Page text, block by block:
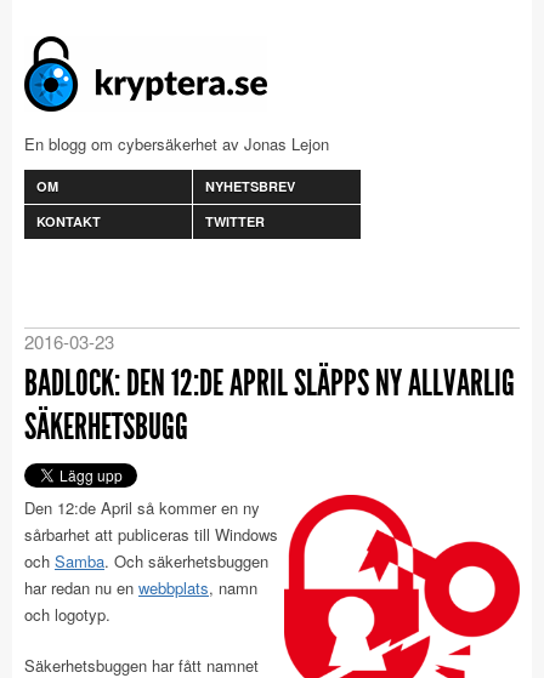
En blogg om cybersäkerhet av Jonas Lejon
OM
NYHETSBREV
KONTAKT
TWITTER
2016-03-23
BADLOCK: DEN 12:DE APRIL SLÄPPS NY ALLVARLIG
SÄKERHETSBUGG
Den 12:de April så kommer en ny
sårbarhet att publiceras till Windows
och Samba. Och säkerhetsbuggen
har redan nu en webbplats, namn
och logotyp.
Säkerhetsbuggen har fått namnet